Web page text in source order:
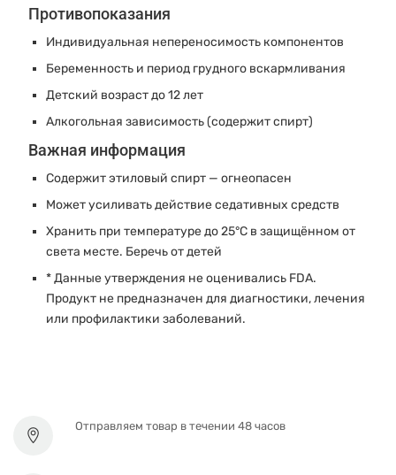
Противопоказания
Индивидуальная непереносимость компонентов
Беременность и период грудного вскармливания
Детский возраст до 12 лет
Алкогольная зависимость (содержит спирт)
Важная информация
Содержит этиловый спирт — огнеопасен
Может усиливать действие седативных средств
Хранить при температуре до 25°C в защищённом от
света месте. Беречь от детей
* Данные утверждения не оценивались FDA.
Продукт не предназначен для диагностики, лечения
или профилактики заболеваний.
Отправляем товар в течении 48 часов